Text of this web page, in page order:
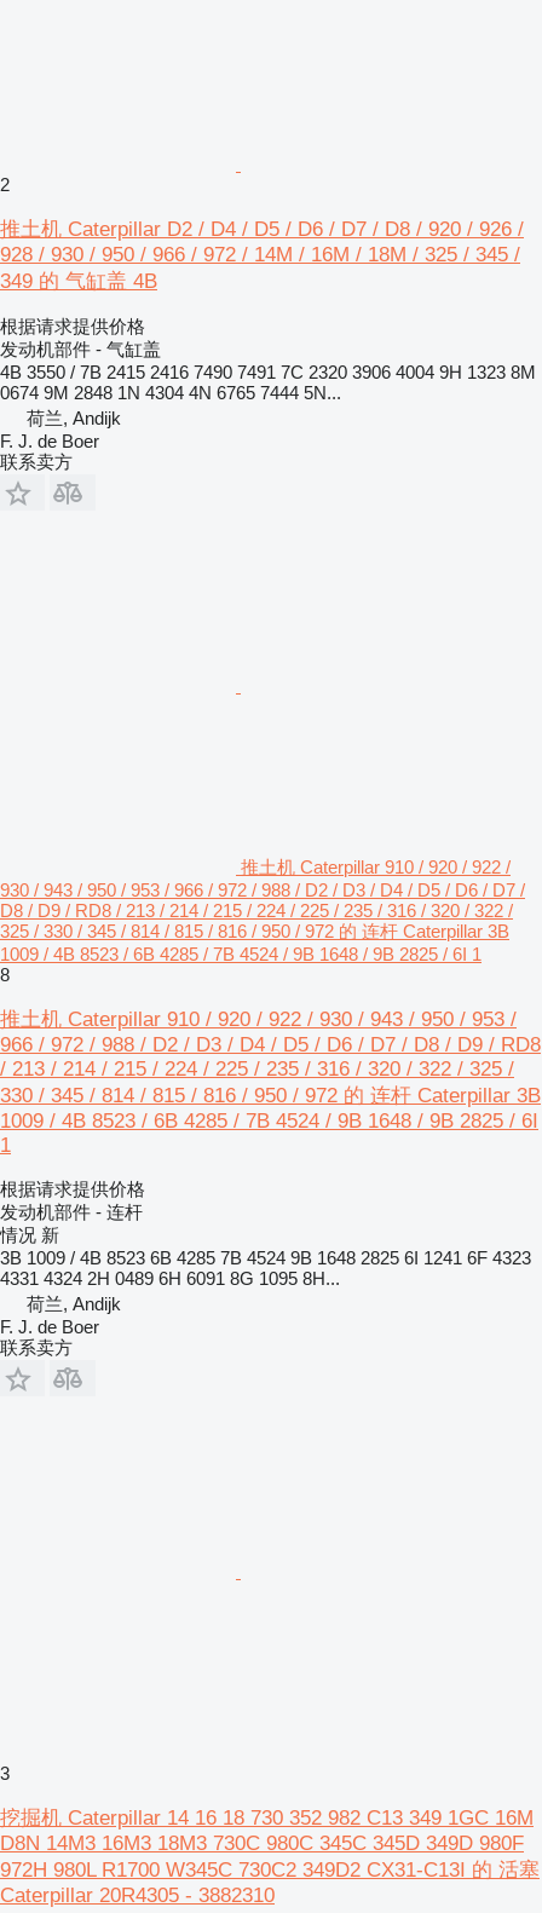
2
推土机 Caterpillar D2 / D4 / D5 / D6 / D7 / D8 / 920 / 926 /
928 / 930 / 950 / 966 / 972 / 14M / 16M / 18M / 325 / 345 /
349 的 气缸盖 4B
根据请求提供价格
发动机部件 - 气缸盖
4B 3550 / 7B 2415 2416 7490 7491 7C 2320 3906 4004 9H 1323 8M
0674 9M 2848 1N 4304 4N 6765 7444 5N...
荷兰, Andijk
F. J. de Boer
联系卖方
推土机 Caterpillar 910 / 920 / 922 /
930 / 943 / 950 / 953 / 966 / 972 / 988 / D2 / D3 / D4 / D5 / D6 / D7 /
D8 / D9 / RD8 / 213 / 214 / 215 / 224 / 225 / 235 / 316 / 320 / 322 /
325 / 330 / 345 / 814 / 815 / 816 / 950 / 972 的 连杆 Caterpillar 3B
1009 / 4B 8523 / 6B 4285 / 7B 4524 / 9B 1648 / 9B 2825 / 6I 1
8
推土机 Caterpillar 910 / 920 / 922 / 930 / 943 / 950 / 953 /
966 / 972 / 988 / D2 / D3 / D4 / D5 / D6 / D7 / D8 / D9 / RD8
/ 213 / 214 / 215 / 224 / 225 / 235 / 316 / 320 / 322 / 325 /
330 / 345 / 814 / 815 / 816 / 950 / 972 的 连杆 Caterpillar 3B
1009 / 4B 8523 / 6B 4285 / 7B 4524 / 9B 1648 / 9B 2825 / 6I
1
根据请求提供价格
发动机部件 - 连杆
情况 新
3B 1009 / 4B 8523 6B 4285 7B 4524 9B 1648 2825 6I 1241 6F 4323
4331 4324 2H 0489 6H 6091 8G 1095 8H...
荷兰, Andijk
F. J. de Boer
联系卖方
3
挖掘机 Caterpillar 14 16 18 730 352 982 C13 349 1GC 16M
D8N 14M3 16M3 18M3 730C 980C 345C 345D 349D 980F
972H 980L R1700 W345C 730C2 349D2 CX31-C13I 的 活塞
Caterpillar 20R4305 - 3882310